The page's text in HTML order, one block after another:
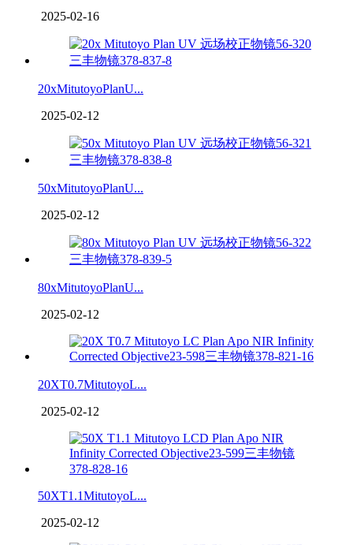
2025-02-16
20xMitutoyoPlanU...
2025-02-12
50xMitutoyoPlanU...
2025-02-12
80xMitutoyoPlanU...
2025-02-12
20XT0.7MitutoyoL...
2025-02-12
50XT1.1MitutoyoL...
2025-02-12